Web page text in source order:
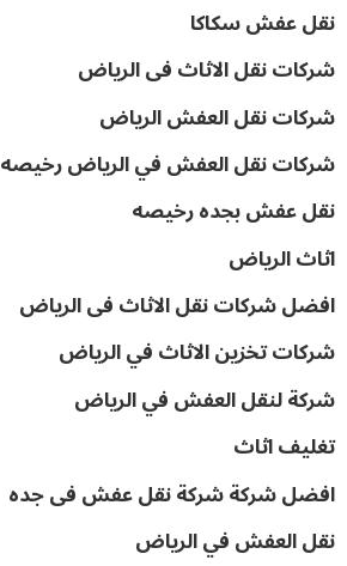
نقل عفش سكاكا
شركات نقل الاثاث فى الرياض
شركات نقل العفش الرياض
شركات نقل العفش في الرياض رخيصه
نقل عفش بجده رخيصه
اثاث الرياض
افضل شركات نقل الاثاث فى الرياض
شركات تخزين الاثاث في الرياض
شركة لنقل العفش في الرياض
تغليف اثاث
افضل شركة شركة نقل عفش فى جده
نقل العفش في الرياض